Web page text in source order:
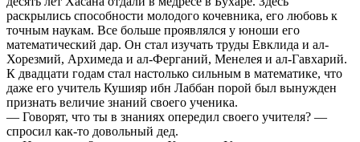
раскрылись способности молодого кочевника, его любовь к
точным наукам. Все больше проявлялся у юноши его
математический дар. Он стал изучать труды Евклида и ал-
Хорезмий, Архимеда и ал-Ферганий, Менелея и ал-Гавхарий.
К двадцати годам стал настолько сильным в математике, что
даже его учитель Кушияр ибн Лаббан порой был вынужден
признать величие знаний своего ученика.
— Говорят, что ты в знаниях опередил своего учителя? —
спросил как-то довольный дед.